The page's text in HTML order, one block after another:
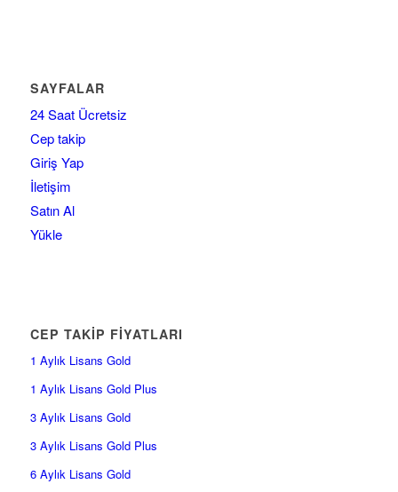
SAYFALAR
24 Saat Ücretsiz
Cep takip
Giriş Yap
İletişim
Satın Al
Yükle
CEP TAKİP FİYATLARI
1 Aylık Lisans Gold
1 Aylık Lisans Gold Plus
3 Aylık Lisans Gold
3 Aylık Lisans Gold Plus
6 Aylık Lisans Gold